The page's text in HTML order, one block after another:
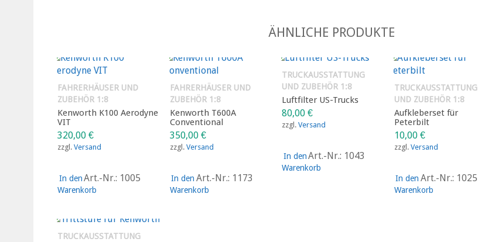
ÄHNLICHE PRODUKTE
FAHRERHÄUSER UND
ZUBEHÖR 1:8
Kenworth K100 Aerodyne
VIT
320,00 €
zzgl. Versand
In den
Warenkorb
Art.-Nr.: 1005
FAHRERHÄUSER UND
ZUBEHÖR 1:8
Kenworth T600A
Conventional
350,00 €
zzgl. Versand
In den
Warenkorb
Art.-Nr.: 1173
TRUCKAUSSTATTUNG
UND ZUBEHÖR 1:8
Luftfilter US-Trucks
80,00€
zzgl.Versand
In den
Warenkorb
Art.-Nr.: 1043
TRUCKAUSSTATTUNG
UND ZUBEHÖR 1:8
Aufkleberset für
Peterbilt
10,00 €
zzgl. Versand
In den
Warenkorb
Art.-Nr.: 1025
TRUCKAUSSTATTUNG